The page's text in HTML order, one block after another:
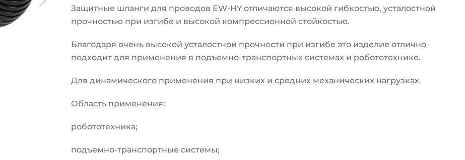
Защитные шланги для проводов EW-HY отличаются высокой гибкостью, усталостной
прочностью при изгибе и высокой компрессионной стойкостью.
Благодаря очень высокой усталостной прочности при изгибе это изделие отлично
подходит для применения в подъемно-транспортных системах и робототехнике.
Для динамического применения при низких и средних механических нагрузках.
Область применения:
робототехника;
подъемно-транспортные системы;